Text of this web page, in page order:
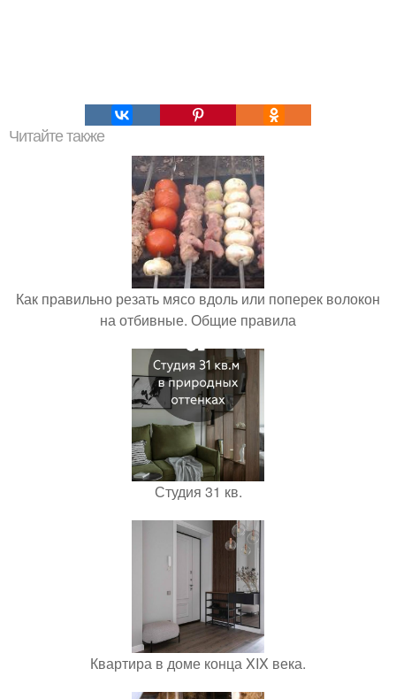
Читайте также
Как правильно резать мясо вдоль или поперек волокон
на отбивные. Общие правила
Студия 31 кв.
Квартира в доме конца XIX века.